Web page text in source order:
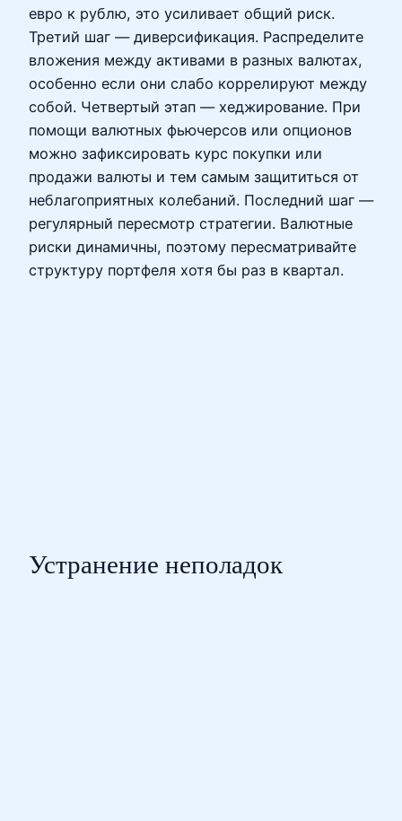
евро к рублю, это усиливает общий риск.
Третий шаг — диверсификация. Распределите
вложения между активами в разных валютах,
особенно если они слабо коррелируют между
собой. Четвертый этап — хеджирование. При
помощи валютных фьючерсов или опционов
можно зафиксировать курс покупки или
продажи валюты и тем самым защититься от
неблагоприятных колебаний. Последний шаг —
регулярный пересмотр стратегии. Валютные
риски динамичны, поэтому пересматривайте
структуру портфеля хотя бы раз в квартал.
Устранение неполадок